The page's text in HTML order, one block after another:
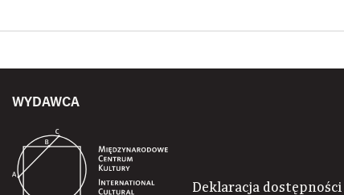
WYDAWCA
Deklaracja dostępności